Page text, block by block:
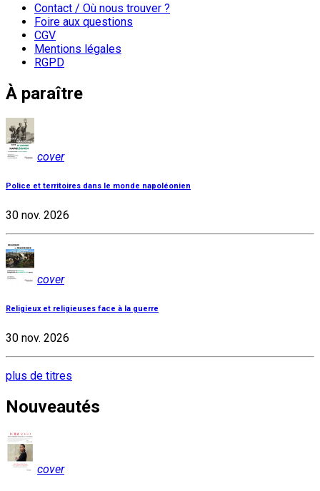
Contact / Où nous trouver ?
Foire aux questions
CGV
Mentions légales
RGPD
À paraître
cover
Police et territoires dans le monde napoléonien
30 nov. 2026
cover
Religieux et religieuses face à la guerre
30 nov. 2026
plus de titres
Nouveautés
cover